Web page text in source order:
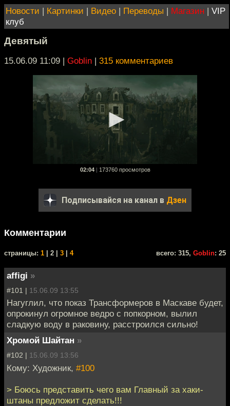
Новости | Картинки | Видео | Переводы | Магазин | VIP
клуб
Девятый
15.06.09 11:09 | Goblin | 315 комментариев
02:04 173760 просмотров
Подписывайся на канал в Дзен
Комментарии
cтраницы: 1 | 2 | 3 4 всего: 315, Goblin: 25
affigi »
#101 | 15.06.09 13:55
Нагуглил, что показ Трансформеров в Маскаве будет,
опрокинул огромное ведро с попкорном, вылил
сладкую воду в раковину, расстроился сильно!
Хромой Шайтан »
#102 | 15.06.09 13:56
Кому: Художник, #100
> Боюсь представить чего вам Главный за хаки-
штаны предложит сделать!!!